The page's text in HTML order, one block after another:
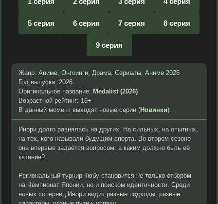
5 серия 6 серия 7 серия 8 серия
9 серия
Жанр: Аниме, Онгоинги, Драма, Сериалы, Аниме 2026
Год выпуска: 2026
Оригинальное название: Medalist (2026)
Возрастной рейтинг: 16+
В данный момент выходят новые серии (Новинки).
Инори долго равнялась на других. На сильных, на опытных,
на тех, кого называли будущим спорта. Во втором сезоне
она впервые задаётся вопросом: а каким должно быть её
катание?
Региональный турнир Тюбу становится не только отбором
на Чемпионат Японии, но и поиском идентичности. Среди
новых соперниц Инори видит разные подходы, разные